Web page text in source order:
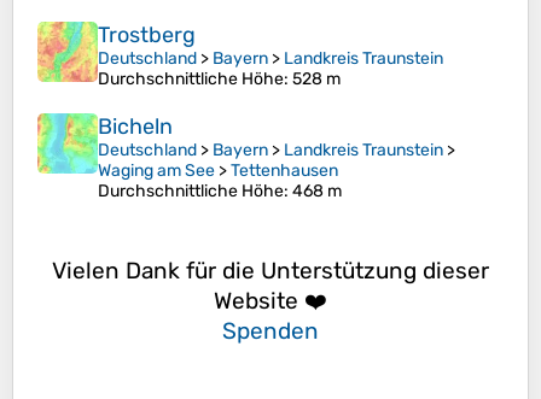
Trostberg
Deutschland > Bayern > Landkreis Traunstein
Durchschnittliche Höhe: 528 m
Bicheln
Deutschland > Bayern > Landkreis Traunstein >
Waging am See >Tettenhausen
Durchschnittliche Höhe: 468 m
Vielen Dank für die Unterstützung dieser
Website ❤️
Spenden